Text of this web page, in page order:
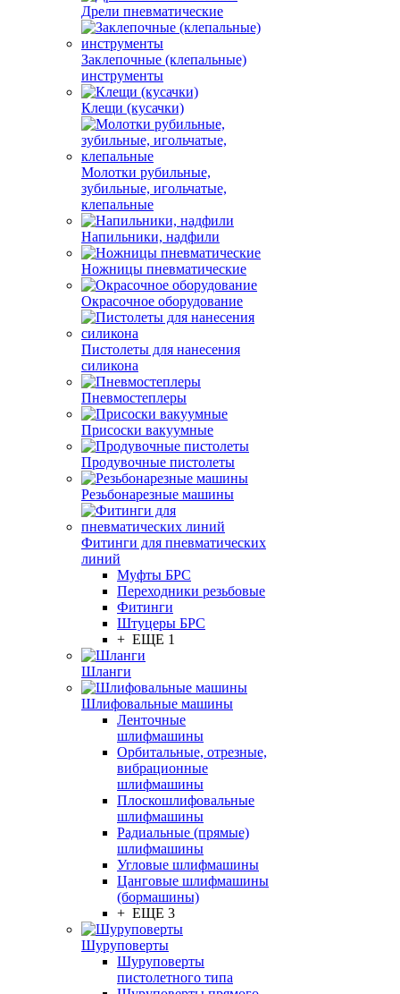
Дрели пневматические
Заклепочные (клепальные)
инструменты
Клещи (кусачки)
Молотки рубильные,
зубильные, игольчатые,
клепальные
Напильники, надфили
Ножницы пневматические
Окрасочное оборудование
Пистолеты для нанесения
силикона
Пневмостеплеры
Присоски вакуумные
Продувочные пистолеты
Резьбонарезные машины
Фитинги для пневматических
линий
Муфты БРС
Переходники резьбовые
Фитинги
Штуцеры БРС
+ ЕЩЕ 1
Шланги
Шлифовальные машины
Ленточные
шлифмашины
Орбитальные, отрезные,
вибрационные
шлифмашины
Плоскошлифовальные
шлифмашины
Радиальные (прямые)
шлифмашины
Угловые шлифмашины
Цанговые шлифмашины
(бормашины)
+ ЕЩЕ 3
Шуруповерты
Шуруповерты
пистолетного типа